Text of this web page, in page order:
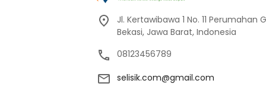
Jl. Kertawibawa 1 No. 11 Perumahan
Bekasi, Jawa Barat, Indonesia
08123456789
selisik.com@gmail.com